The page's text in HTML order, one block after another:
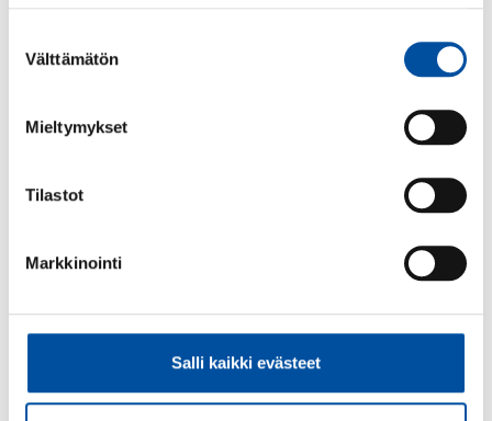
valinta
Välttämätön
Mieltymykset
Tilastot
Markkinointi
Salli kaikki evästeet
09 2727 9204